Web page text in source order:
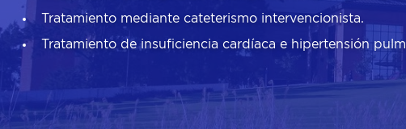
Tratamiento mediante cateterismo intervencionista.
Tratamiento de insuficiencia cardíaca e hipertensión